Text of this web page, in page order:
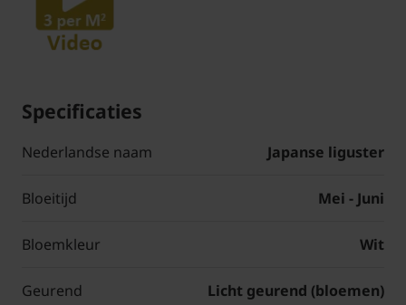
Specificaties
Nederlandse naam Japanse liguster
Bloeitijd Mei - Juni
Bloemkleur Wit
Geurend Licht geurend (bloemen)